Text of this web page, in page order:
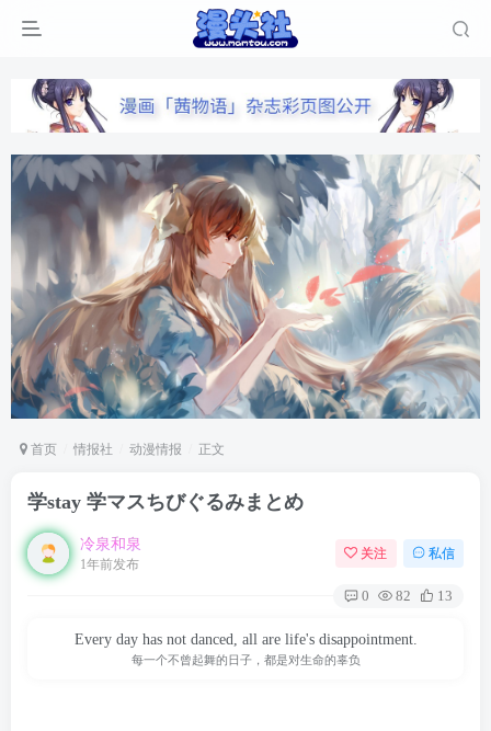
首页 情报社 动漫情报 正文
学stay 学マスちびぐるみまとめ
冷泉和泉
1年前发布
关注 私信
0 82 13
Every day has not danced, all are life's disappointment.
每一个不曾起舞的日子，都是对生命的辜负